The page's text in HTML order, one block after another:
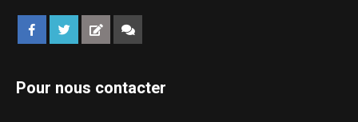
Pour nous contacter